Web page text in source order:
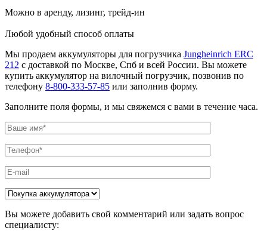
Можно в аренду, лизинг, трейд-ин
Любой удобный способ оплаты
Мы продаем аккумуляторы для погрузчика Jungheinrich ERC
212 с доставкой по Москве, Спб и всей России. Вы можете
купить аккумулятор на вилочный погрузчик, позвонив по
телефону 8-800-333-57-85 или заполнив форму.
Заполните поля формы, и мы свяжемся с вами в течение часа.
Вы можете добавить свой комментарий или задать вопрос
специалисту: